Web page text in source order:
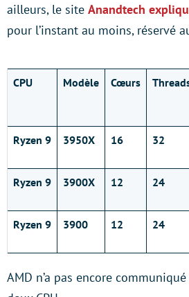
ailleurs, le site Anandtech
pour l’instant au moins, réservé
CPU Modèle Cœurs
Ryzen 9 3950X 16 32
Ryzen 9 3900X 12 24
Ryzen 9 3900 12 24
AMD n’a pas encore